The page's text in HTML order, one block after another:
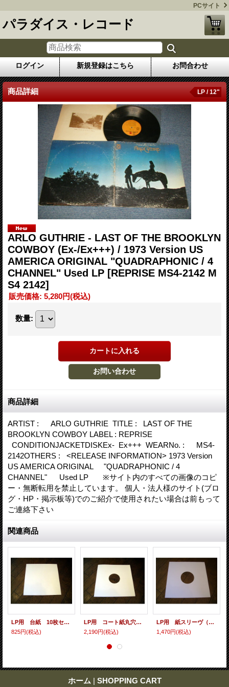
PCサイト
パラダイス・レコード
ログイン 新規登録はこちら お問合わせ
商品詳細 LP / 12"
ARLO GUTHRIE - LAST OF THE BROOKLYN
COWBOY (Ex-/Ex+++) / 1973 Version US
AMERICA ORIGINAL "QUADRAPHONIC / 4
CHANNEL" Used LP [REPRISE MS4-2142 M
S4 2142]
販売価格: 5,280円(税込)
数量:
商品詳細
ARTIST : ARLO GUTHRIE TITLE : LAST OF THE
BROOKLYN COWBOY LABEL : REPRISE
CONDITIONJACKETDISKEx- Ex+++ WEARNo. : MS4-
2142OTHERS : <RELEASE INFORMATION> 1973 Version
US AMERICA ORIGINAL "QUADRAPHONIC / 4
CHANNEL" Used LP ※サイト内のすべての画像のコピ
ー・無断転用を禁止しています。 個人・法人様のサイト(ブロ
グ・HP・掲示板等)でのご紹介で使用されたい場合は前もって
ご連絡下さい
関連商品
LP用 台紙 10枚セット
825円(税込)
LP用 コート紙丸穴ジャケ 10枚セット
2,190円(税込)
LP用 紙スリーヴ（レギュラー 四角の角） 10枚セット
1,470円(税込)
ホーム | SHOPPING CART